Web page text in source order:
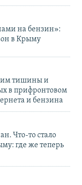
на бензин»:
в Крыму
тишины и
в прифронтовом
и бензина
Что-то стало
где же теперь